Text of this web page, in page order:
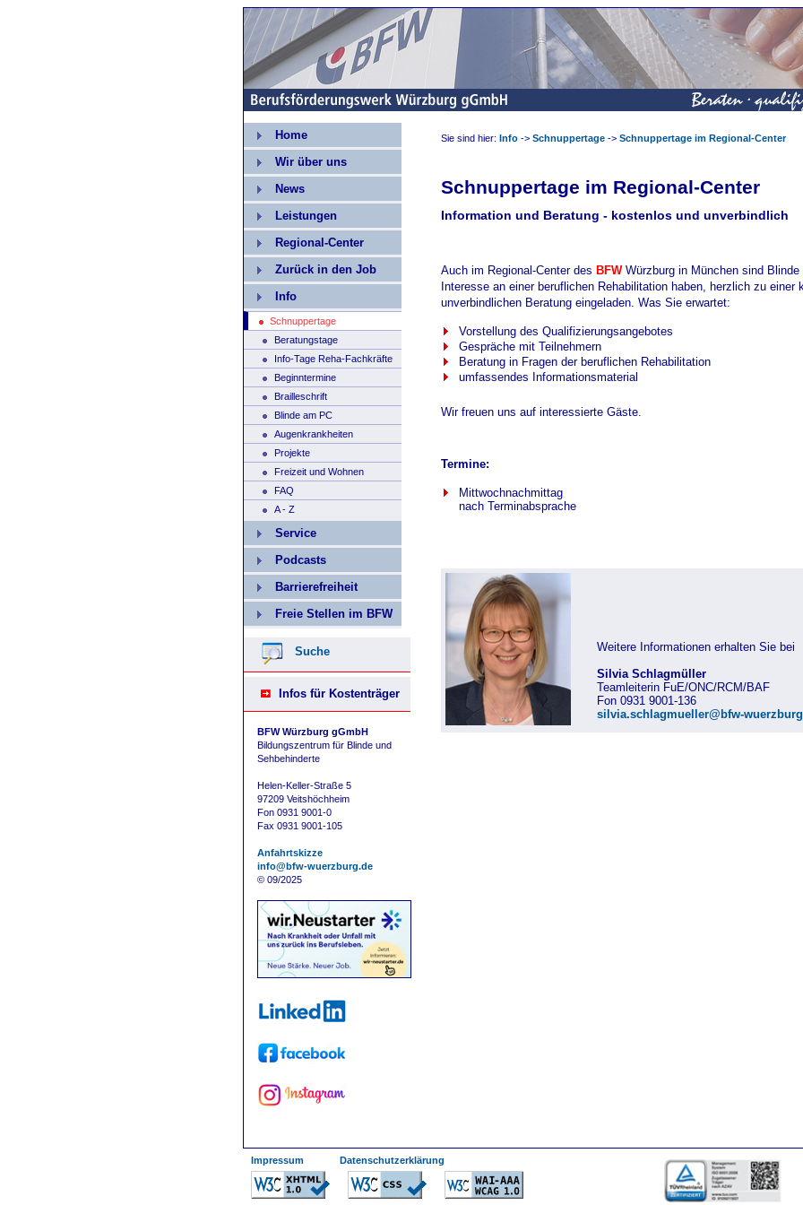
Home
Wir über uns
News
Leistungen
Regional-Center
Zurück in den Job
Info
Schnuppertage
Beratungstage
Info-Tage Reha-Fachkräfte
Beginntermine
Brailleschrift
Blinde am PC
Augenkrankheiten
Projekte
Freizeit und Wohnen
FAQ
A - Z
Service
Podcasts
Barrierefreiheit
Freie Stellen im BFW
Suche
Infos für Kostenträger
BFW Würzburg gGmbH
Bildungszentrum für Blinde und
Sehbehinderte
Helen-Keller-Straße 5
97209 Veitshöchheim
Fon 0931 9001-0
Fax 0931 9001-105
Anfahrtskizze
info@bfw-wuerzburg.de
© 09/2025
Sie sind hier: Info -> Schnuppertage -> Schnuppertage im Regional-Center
Schnuppertage im Regional-Center
Information und Beratung - kostenlos und unverbindlich
Auch im Regional-Center des BFW Würzburg in München sind
Interesse an einer beruflichen Rehabilitation haben, herzlich zu einer
unverbindlichen Beratung eingeladen. Was Sie erwartet:
Vorstellung des Qualifizierungsangebotes
Gespräche mit Teilnehmern
Beratung in Fragen der beruflichen Rehabilitation
umfassendes Informationsmaterial
Wir freuen uns auf interessierte Gäste.
Termine:
Mittwochnachmittag
nach Terminabsprache
Weitere Informationen erhalten Sie bei
Silvia Schlagmüller
Teamleiterin FuE/ONC/RCM/BAF
Fon 0931 9001-136
silvia.schlagmueller@bfw-
Impressum Datenschutzerklärung